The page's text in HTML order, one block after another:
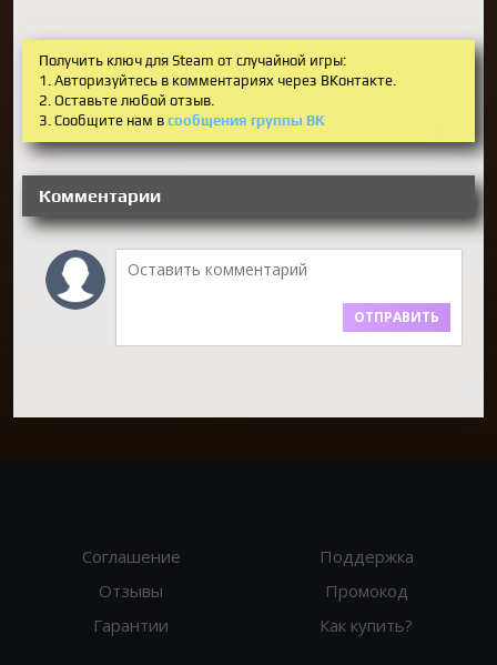
Получить ключ для Steam от случайной игры:
1. Авторизуйтесь в комментариях через ВКонтакте.
2. Оставьте любой отзыв.
3. Сообщите нам в сообщения группы ВК
Комментарии
ОТПРАВИТЬ
Соглашение
Поддержка
Отзывы
Промокод
Гарантии
Как купить?